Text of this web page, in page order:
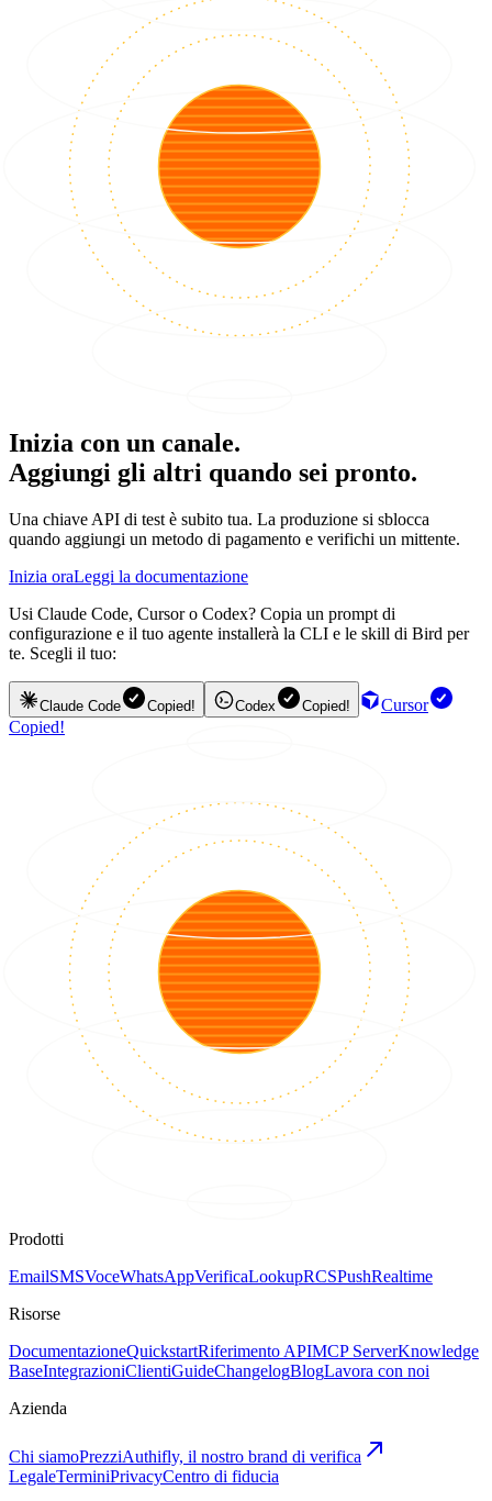
Inizia con un canale.
Aggiungi gli altri quando sei pronto.
Una chiave API di test è subito tua. La produzione si sblocca
quando aggiungi un metodo di pagamento e verifichi un mittente.
Inizia oraLeggi la documentazione
Usi Claude Code, Cursor o Codex? Copia un prompt di
configurazione e il tuo agente installerà la CLI e le skill di Bird per
te. Scegli il tuo:
Claude Code Copied! Codex Copied!
Cursor
Copied!
Prodotti
EmailSMSVoceWhatsAppVerificaLookupRCSPushRealtime
Risorse
DocumentazioneQuickstartRiferimento APIMCP ServerKnowledge
BaseIntegrazioniClientiGuideChangelogBlogLavora con noi
Azienda
Chi siamoPrezziAuthifly, il nostro brand di verifica
LegaleTerminiPrivacyCentro di fiducia